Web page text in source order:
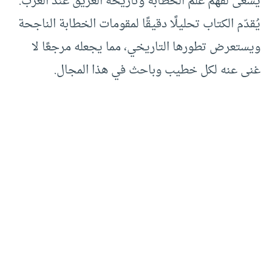
يُقدّم الكتاب تحليلًا دقيقًا لمقومات الخطابة الناجحة
ويستعرض تطورها التاريخي، مما يجعله مرجعًا لا
غنى عنه لكل خطيب وباحث في هذا المجال.